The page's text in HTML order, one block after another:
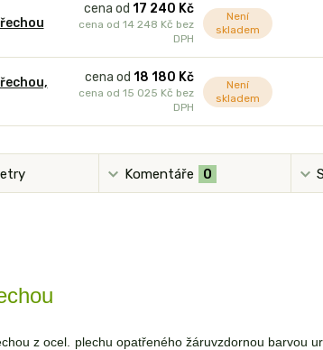
cena od 17 240 Kč
cena od 14 248 Kč bez
DPH
Není
skladem
cena od 18 180 Kč
cena od 15 025 Kč bez
DPH
Není
skladem
Komentáře 0
z ocel. plechu opatřeného žáruvzdornou barvou